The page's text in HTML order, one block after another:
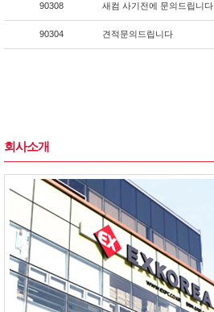
90308 새컴 사기전에 문의드립니다.
90304 견적문의드립니다
회사소개